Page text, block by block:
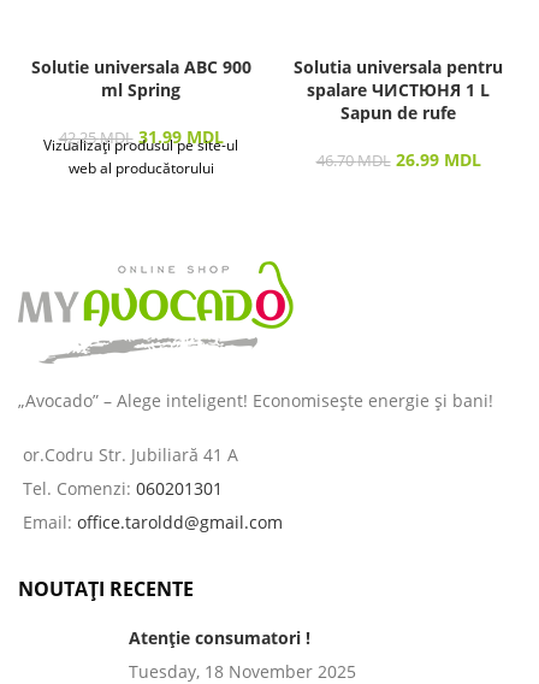
Solutie universala ABC 900
ml Spring
42.25MDL 31.99 MDL
Vizualizați produsul pe site-ul
web al producătorului
Solutia universala pentru
spalare ЧИСТЮНЯ 1 L
Sapun de rufe
46.70MDL 26.99 MDL
„Avocado” – Alege inteligent! Economisește energie și bani!
or.Codru Str. Jubiliară 41 A
Tel. Comenzi: 060201301
Email: office.taroldd@gmail.com
NOUTAȚI RECENTE
Atenție consumatori !
Tuesday, 18 November 2025